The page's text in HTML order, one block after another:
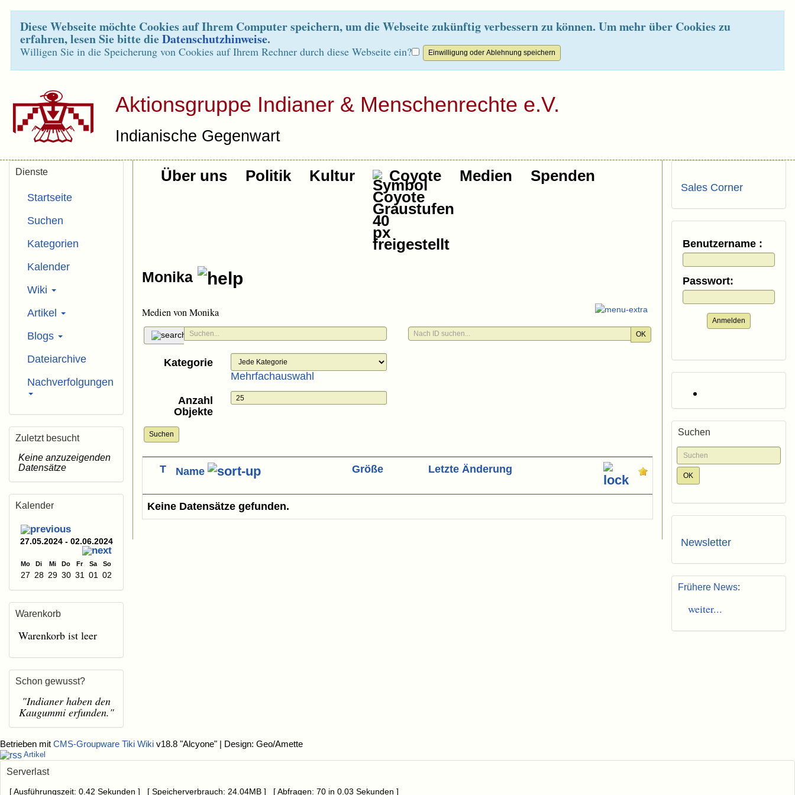
Diese Webseite möchte Cookies auf Ihrem Computer speichern, um die Webseite zukünftig verbessern zu können. Um mehr über Cookies zu
erfahren, lesen Sie bitte dieDatenschutzhinweise.
Willigen Sie in die Speicherung von Cookies auf Ihrem Rechner durch diese Webseite ein?
Aktionsgruppe Indianer & Menschenrechte e.V.
Indianische Gegenwart
Über uns Politik Kultur Coyote Medien Spenden
Monika
Medien von Monika
Kategorie
Mehrfachauswahl
Anzahl
Objekte
Suchen
OK
T Name Größe Letzte Änderung
Keine Datensätze gefunden.
Dienste
Startseite
Suchen
Kategorien
Kalender
Wiki
Artikel
Blogs
Dateiarchive
Nachverfolgungen
Zuletzt besucht
Keine anzuzeigenden
Datensätze
Kalender
27.05.2024 - 02.06.2024
Mo Di Mi Do Fr Sa So
27 28 29 30 31 01 02
Warenkorb
Warenkorb ist leer
Schon gewusst?
"Indianer haben den
Kaugummi erfunden."
Sales Corner
Benutzername :
Passwort:
Anmelden
Suchen
Newsletter
Frühere News:
weiter...
Betrieben mit CMS-Groupware Tiki Wiki v18.8 "Alcyone" | Design: Geo/Amette
Artikel
Serverlast
[ Ausführungszeit: 0.42 Sekunden ] [ Speicherverbrauch: 24.04MB ] [ Abfragen: 70 in 0.03 Sekunden ]